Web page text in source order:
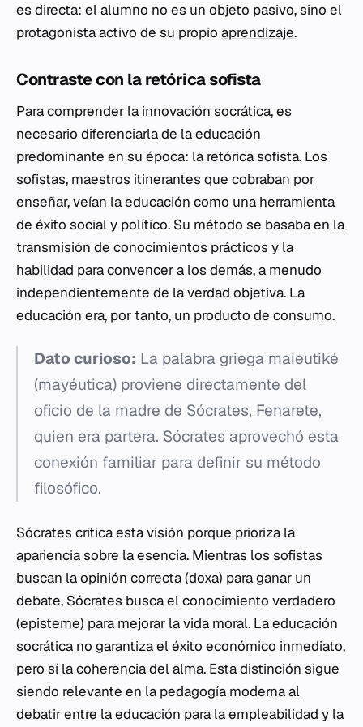
es directa: el alumno no es un objeto pasivo, sino el
protagonista activo de su propio aprendizaje.
Contraste con la retórica sofista
Para comprender la innovación socrática, es
necesario diferenciarla de la educación
predominante en su época: la retórica sofista. Los
sofistas, maestros itinerantes que cobraban por
enseñar, veían la educación como una herramienta
de éxito social y político. Su método se basaba en la
transmisión de conocimientos prácticos y la
habilidad para convencer a los demás, a menudo
independientemente de la verdad objetiva. La
educación era, por tanto, un producto de consumo.
Dato curioso: La palabra griega maieutiké
(mayéutica) proviene directamente del
oficio de la madre de Sócrates, Fenarete,
quien era partera. Sócrates aprovechó esta
conexión familiar para definir su método
filosófico.
Sócrates critica esta visión porque prioriza la
apariencia sobre la esencia. Mientras los sofistas
buscan la opinión correcta (doxa) para ganar un
debate, Sócrates busca el conocimiento verdadero
(episteme) para mejorar la vida moral. La educación
socrática no garantiza el éxito económico inmediato,
pero sí la coherencia del alma. Esta distinción sigue
siendo relevante en la pedagogía moderna al
debatir entre la educación para la empleabilidad y la